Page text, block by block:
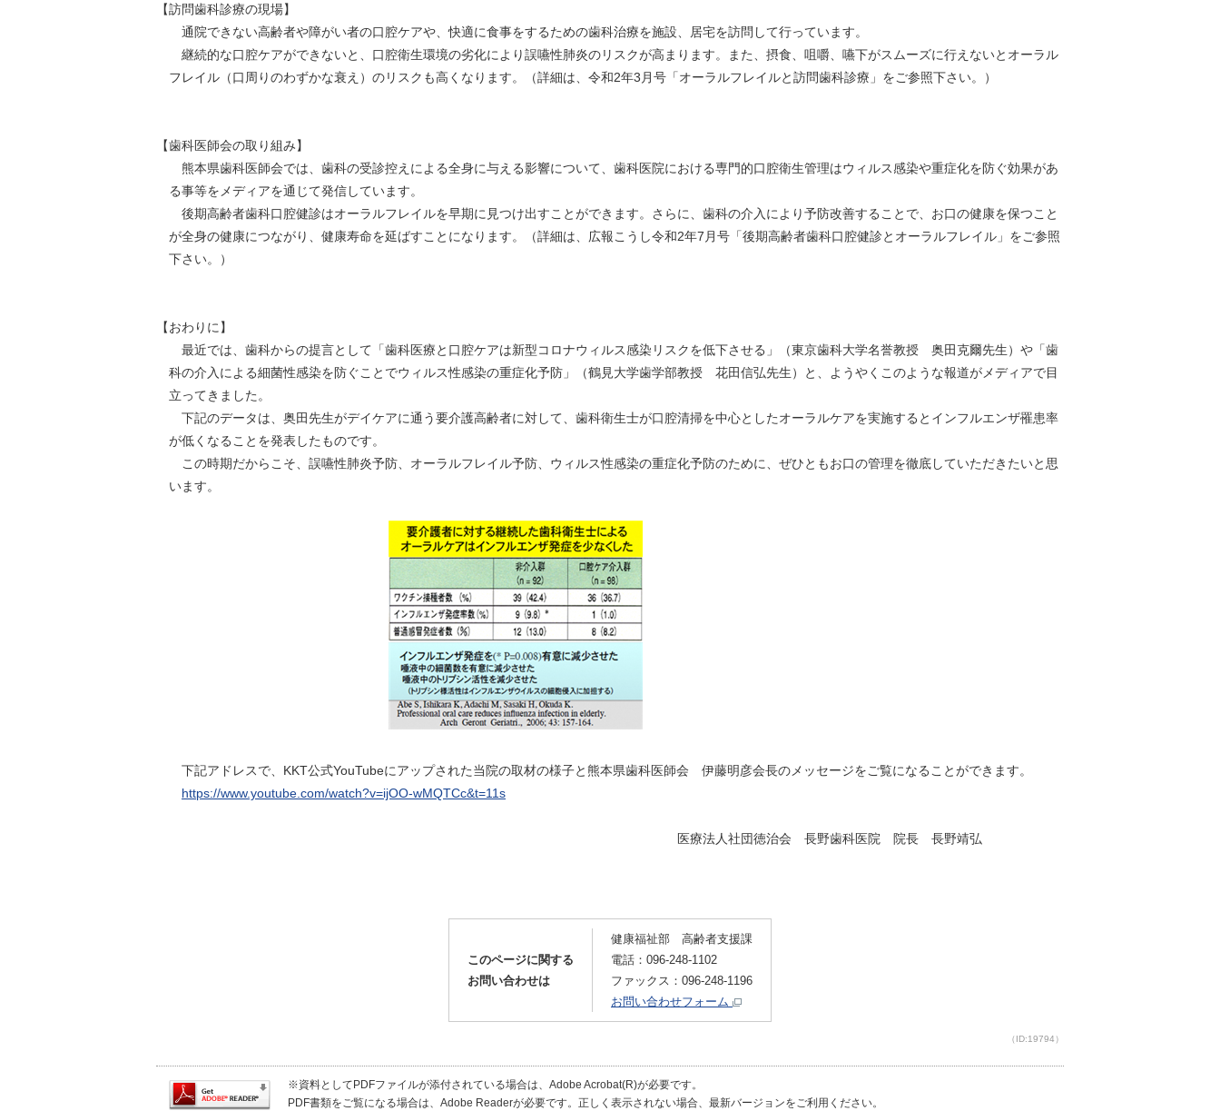
【訪問歯科診療の現場】
通院できない高齢者や障がい者の口腔ケアや、快適に食事をするための歯科治療を施設、居宅を訪問して行っています。
継続的な口腔ケアができないと、口腔衛生環境の劣化により誤嚥性肺炎のリスクが高まります。また、摂食、咀嚼、嚥下がスムーズに行えないとオーラル
フレイル（口周りのわずかな衰え）のリスクも高くなります。（詳細は、令和2年3月号「オーラルフレイルと訪問歯科診療」をご参照下さい。）
【歯科医師会の取り組み】
熊本県歯科医師会では、歯科の受診控えによる全身に与える影響について、歯科医院における専門的口腔衛生管理はウィルス感染や重症化を防ぐ効果があ
る事等をメディアを通じて発信しています。
後期高齢者歯科口腔健診はオーラルフレイルを早期に見つけ出すことができます。さらに、歯科の介入により予防改善することで、お口の健康を保つこと
が全身の健康につながり、健康寿命を延ばすことになります。（詳細は、広報こうし令和2年7月号「後期高齢者歯科口腔健診とオーラルフレイル」をご参照
下さい。）
【おわりに】
最近では、歯科からの提言として「歯科医療と口腔ケアは新型コロナウィルス感染リスクを低下させる」（東京歯科大学名誉教授 奥田克爾先生）や「歯
科の介入による細菌性感染を防ぐことでウィルス性感染の重症化予防」（鶴見大学歯学部教授 花田信弘先生）と、ようやくこのような報道がメディアで目
立ってきました。
下記のデータは、奥田先生がデイケアに通う要介護高齢者に対して、歯科衛生士が口腔清掃を中心としたオーラルケアを実施するとインフルエンザ罹患率
が低くなることを発表したものです。
この時期だからこそ、誤嚥性肺炎予防、オーラルフレイル予防、ウィルス性感染の重症化予防のために、ぜひともお口の管理を徹底していただきたいと思
います。
下記アドレスで、KKT公式YouTubeにアップされた当院の取材の様子と熊本県歯科医師会 伊藤明彦会長のメッセージをご覧になることができます。
https://www.youtube.com/watch?v=ijOO-wMQTCc&t=11s
医療法人社団徳治会 長野歯科医院 院長 長野靖弘
このページに関する
お問い合わせは
健康福祉部 高齢者支援課
電話：096-248-1102
ファックス：096-248-1196
お問い合わせフォーム
（ID:19794）
※資料としてPDFファイルが添付されている場合は、Adobe Acrobat(R)が必要です。
PDF書類をご覧になる場合は、Adobe Readerが必要です。正しく表示されない場合、最新バージョンをご利用ください。